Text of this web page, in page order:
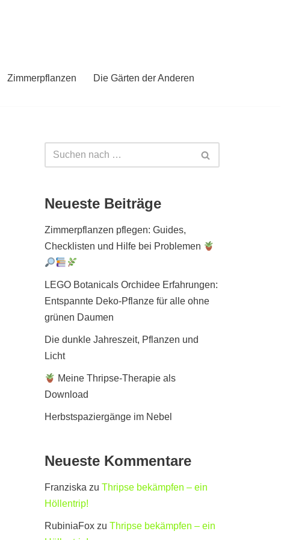
Zimmerpflanzen
Die Gärten der Anderen
Neueste Beiträge
Zimmerpflanzen pflegen: Guides,
Checklisten und Hilfe bei Problemen
LEGO Botanicals Orchidee Erfahrungen:
Entspannte Deko-Pflanze für alle ohne
grünen Daumen
Die dunkle Jahreszeit, Pflanzen und
Licht
Meine Thripse-Therapie als
Download
Herbstspaziergänge im Nebel
Neueste Kommentare
Franziska zu Thripse bekämpfen – ein
Höllentrip!
RubiniaFox zu Thripse bekämpfen – ein